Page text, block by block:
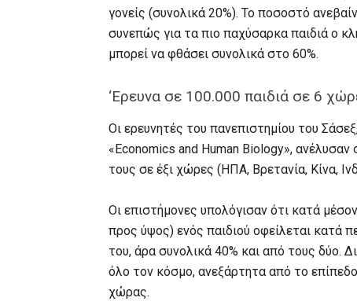
γονείς (συνολικά 20%). Το ποσοστό
συνεπώς για τα πιο παχύσαρκα παιδιά ο
μπορεί να φθάσει συνολικά στο 60%.
‘Ερευνα σε 100.000 παιδιά σε 6
Οι ερευνητές του πανεπιστημίου του
«Economics and Human Biology», ανέλυσαν
τους σε έξι χώρες (ΗΠΑ, Βρετανία, Κίνα,
Οι επιστήμονες υπολόγισαν ότι κατά
προς ύψος) ενός παιδιού οφείλεται κατά
του, άρα συνολικά 40% και από τους δύο.
όλο τον κόσμο, ανεξάρτητα από το
χώρας.